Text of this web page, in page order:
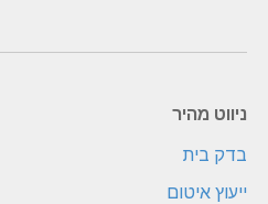
ניווט מהיר
בדק בית
ייעוץ איטום